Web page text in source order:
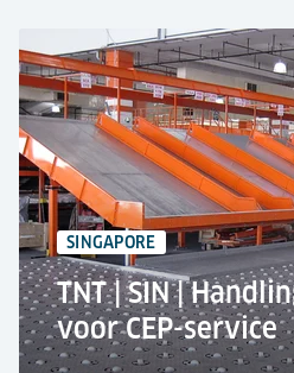
op de internationale
Volledig geautomatiseerd
vrachtopslagsysteem
910.000 ton per jaar
1.850 ULD-Opslagplaatsen
2.500 Palletopslag Plaatsen
SINGAPORE
TNT | SIN |
voor CEP-service